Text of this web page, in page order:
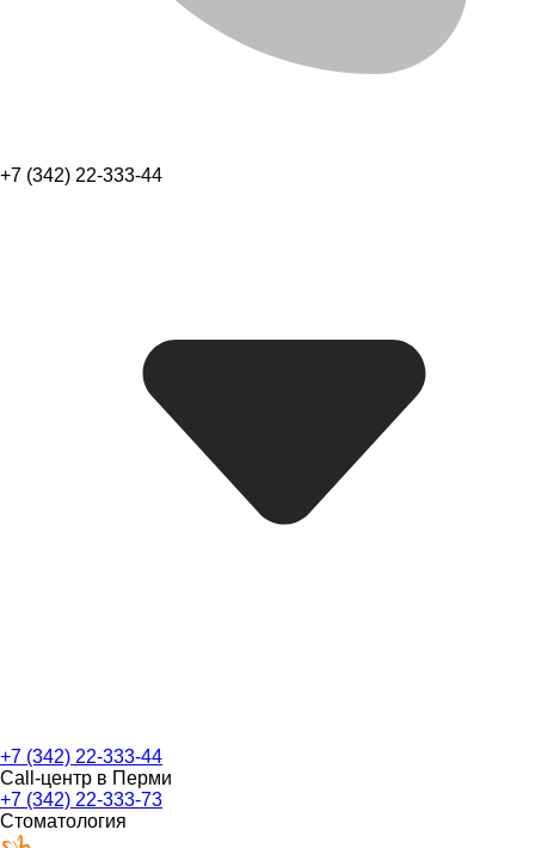
+7 (342) 22-333-44
+7 (342) 22-333-44
Call-центр в Перми
+7 (342) 22-333-73
Стоматология